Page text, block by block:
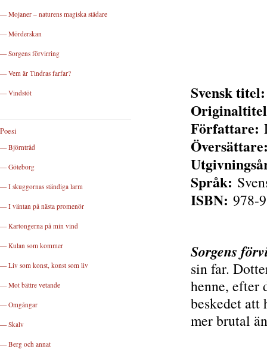
Svensk titel:
Författare:
Språk:
ISBN: 978-
Sorgens
sin far.
henne, efter
beskedet att
mer brutal
— Mojaner – naturens magiska städare
— Mörderskan
— Sorgens förvirring
— Vem är Tindras farfar?
— Vindstöt
Poesi
— Björntråd
— Göteborg
— I skuggornas ständiga larm
— I väntan på nästa promenör
— Kartongerna på min vind
— Kulan som kommer
— Liv som konst, konst som liv
— Mot bättre vetande
— Omgångar
— Skalv
— Berg och annat